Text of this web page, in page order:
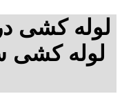
لوله کشی
لوله کشی